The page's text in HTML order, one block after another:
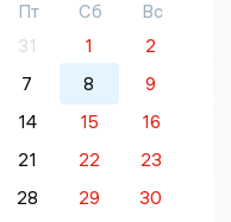
Пт Сб
Вс
31 1
2
7 8
9
14 15
16
21 22
23
28 29
30